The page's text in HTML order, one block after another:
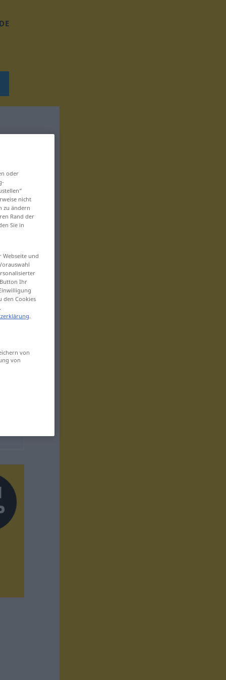
oder
nicht
zu ändern
Rand der
Sie in
und
Ihr
den Cookies
.
von
von